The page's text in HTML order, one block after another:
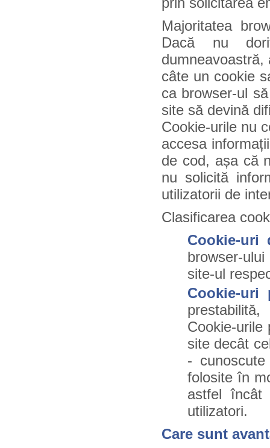
Majoritatea
Dacă nu
câte un cookie
ca browser-ul
site să devină
Cookie-urile nu
accesa
de cod, așa că
nu solicită
utilizatorii de
Clasificarea
Cookie-
browser-
site-ul
Cookie-uri
Cookie-urile
site decât
-
folosite în
astfel încât
utilizatori.
Care sunt